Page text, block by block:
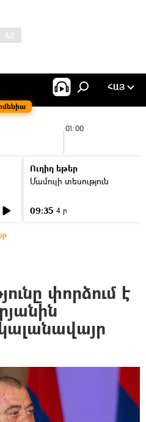
ՀԱՅ
01:00
Ուղիղ եթեր
Մամուլի տեսություն
09:35 4 ր
փորձում է